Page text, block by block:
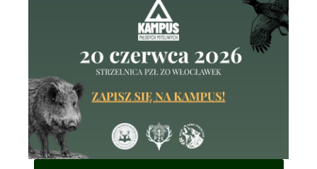
Kapituła Odznaczeń Łowieckich
Zarząd Okręgowy
Zarząd Okręgowy w Chełmie
22-100 Chełm, ul. Lwowska 51/118